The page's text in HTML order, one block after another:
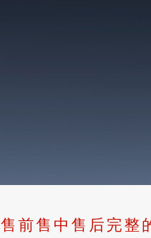
售前售中售后完整